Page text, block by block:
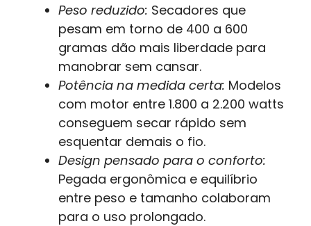
Peso reduzido: Secadores que
pesam em torno de 400 a 600
gramas dão mais liberdade para
manobrar sem cansar.
Potência na medida certa: Modelos
com motor entre 1.800 a 2.200 watts
conseguem secar rápido sem
esquentar demais o fio.
Design pensado para o conforto:
Pegada ergonômica e equilíbrio
entre peso e tamanho colaboram
para o uso prolongado.